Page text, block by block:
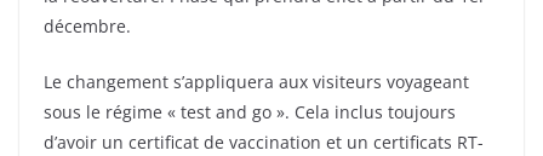
décembre.
Le changement s’appliquera aux visiteurs voyageant
sous le régime « test and go ». Cela inclus toujours
d’avoir un certificat de vaccination et un certificats RT-